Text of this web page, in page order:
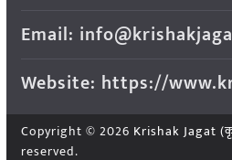
Email:
Website: https://
Copyright © 2026 Krishak Jagat
reserved.